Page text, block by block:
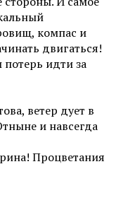
компас и
двигаться!
потерь идти за
ветер дует в
и навсегда
Процветания